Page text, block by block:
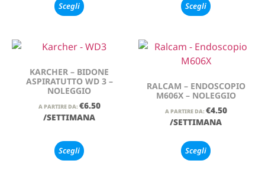
Scegli Scegli
KARCHER – BIDONE
ASPIRATUTTO WD 3 –
NOLEGGIO
A PARTIRE DA: €6.50
/SETTIMANA
Scegli
RALCAM – ENDOSCOPIO
M606X – NOLEGGIO
A PARTIRE DA: €4.50
/SETTIMANA
Scegli